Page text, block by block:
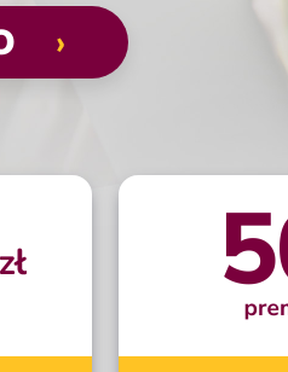
›
otwarta nowa karta
500 zł